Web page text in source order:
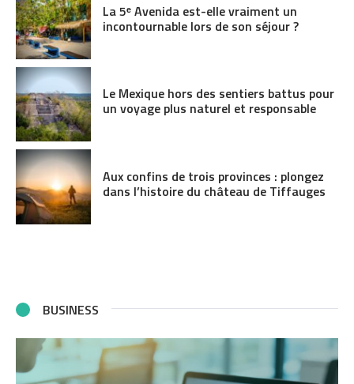
La 5ᵉ Avenida est-elle vraiment un
incontournable lors de son séjour ?
Le Mexique hors des sentiers battus pour
un voyage plus naturel et responsable
Aux confins de trois provinces : plongez
dans l’histoire du château de Tiffauges
BUSINESS